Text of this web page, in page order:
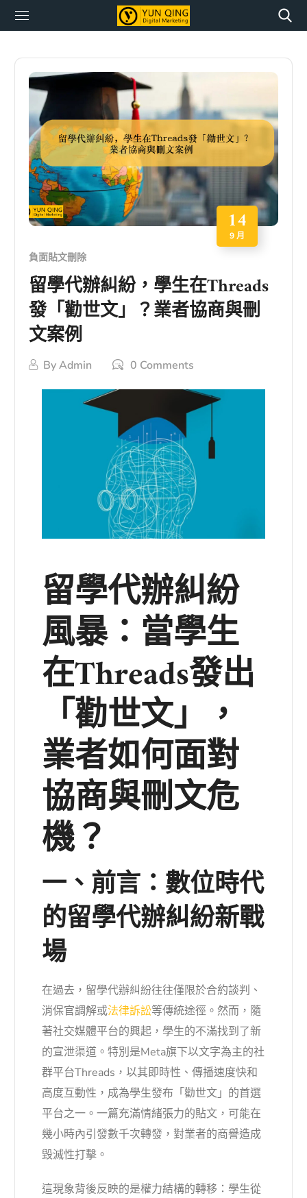
14
9 月
負面貼文刪除
留學代辦糾紛，學生在Threads
發「勸世文」？業者協商與刪
文案例
ByAdmin 0 Comments
留學代辦糾紛
風暴：當學生
在Threads發出
「勸世文」，
業者如何面對
協商與刪文危
機？
一、前言：數位時代
的留學代辦糾紛新戰
場
在過去，留學代辦糾紛往往僅限於合約談判、
消保官調解或法律訴訟等傳統途徑。然而，隨
著社交媒體平台的興起，學生的不滿找到了新
的宣泄渠道。特別是Meta旗下以文字為主的社
群平台Threads，以其即時性、傳播速度快和
高度互動性，成為學生發布「勸世文」的首選
平台之一。一篇充滿情緒張力的貼文，可能在
幾小時內引發數千次轉發，對業者的商譽造成
毀滅性打擊。
這現象背後反映的是權力結構的轉移：學生從